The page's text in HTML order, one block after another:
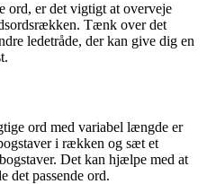
ord, er det vigtigt at overveje
Tænk over det
ledetråde, der kan give dig en
ord med variabel længde er
i rækken og sæt et
Det kan hjælpe med at
det passende ord.